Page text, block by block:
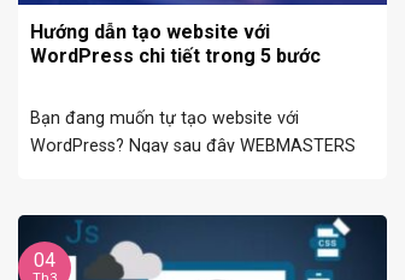
Hướng dẫn tạo website với
WordPress chi tiết trong 5 bước
Bạn đang muốn tự tạo website với
WordPress? Ngay sau đây WEBMASTERS
04